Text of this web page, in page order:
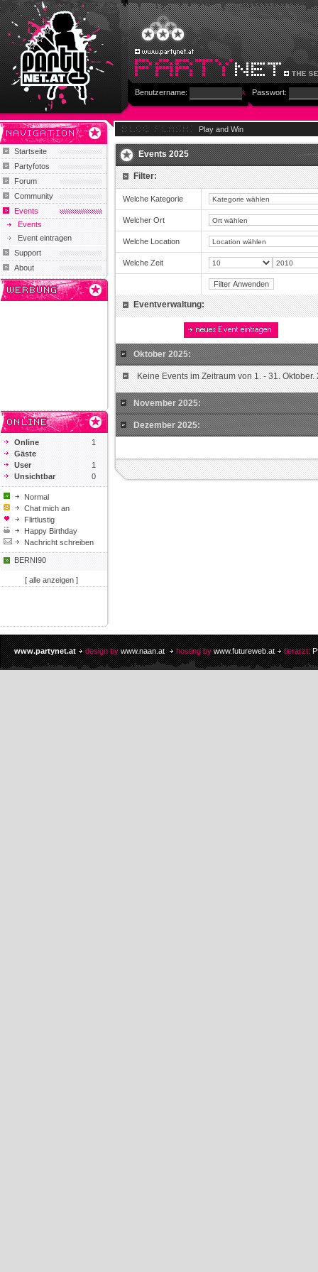
Benutzername: Passwort:
Startseite
Partyfotos
Forum
Community
Events
Events
Event eintragen
Support
About
Online
1
Gäste
User
1
Unsichtbar
0
Normal
Chat mich an
Flirtlustig
Happy Birthday
Nachricht schreiben
BERNI90
[ alle anzeigen ]
Play and Win
Events 2025
Filter:
Welche Kategorie
Welcher Ort
Welche Location
Welche Zeit
Eventverwaltung:
Oktober 2025:
Keine Events im Zeitraum von 1. - 31. Oktober.
November 2025:
Dezember 2025:
www.partynet.at design by www.naan.at hosting by www.futureweb.at tierarzt: